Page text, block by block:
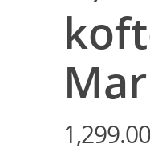
1,299.00